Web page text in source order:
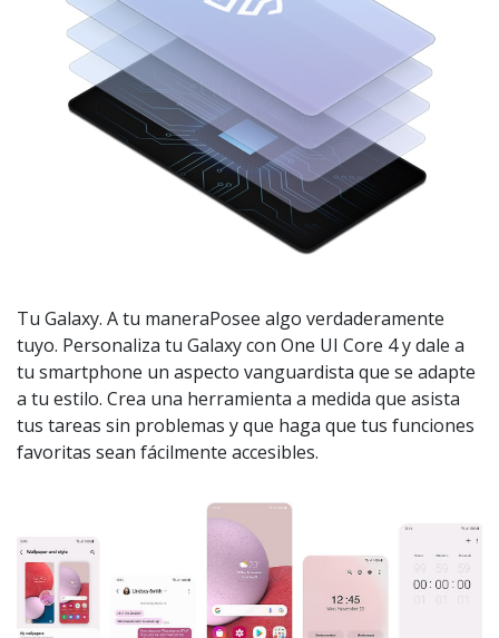
Tu Galaxy. A tu maneraPosee algo verdaderamente
tuyo. Personaliza tu Galaxy con One UI Core 4 y dale a
tu smartphone un aspecto vanguardista que se adapte
a tu estilo. Crea una herramienta a medida que asista
tus tareas sin problemas y que haga que tus funciones
favoritas sean fácilmente accesibles.